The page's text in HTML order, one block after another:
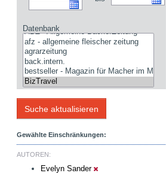
Datenbank
Gewählte Einschränkungen:
AUTOREN:
Evelyn Sander